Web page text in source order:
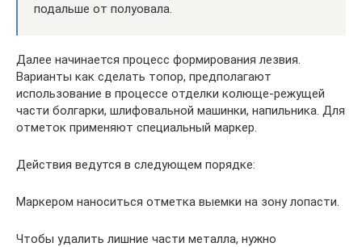
подальше от полуовала.
Далее начинается процесс формирования лезвия.
Варианты как сделать топор, предполагают
использование в процессе отделки колюще-режущей
части болгарки, шлифовальной машинки, напильника. Для
отметок применяют специальный маркер.
Действия ведутся в следующем порядке:
Маркером наноситься отметка выемки на зону лопасти.
Чтобы удалить лишние части металла, нужно